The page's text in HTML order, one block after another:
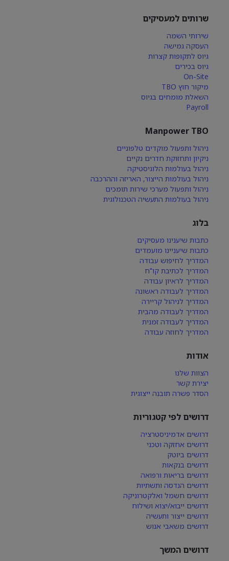
שרותים למעסיקים
שירותי השמה
העסקה גמישה
גיוס לתקופות קצרות
גיוס בכירים
On-Site
מיקור חוץ TBO
השאלת מומחים בגיוס
Payroll
Manpower TBO
ניהול ותפעול מוקדים טלפוניים
ניקיון ותחזוקת חדרים נקיים
ניהול בעולמות הלוגיסטיקה
ניהול בעולמות הייצור, האריזה וההרכבה
ניהול ותפעול מערכי שירות תומכים
ניהול בעולמות התעשיה הטכנולוגית
בלוג
כתבות שיענינו מעסיקים
כתבות שיעניינו מועמדים
המדריך לחיפוש עבודה
המדריך לכתיבת קו"ח
המדריך לראיון עבודה
המדריך לעבודה ראשונה
המדריך לניהול קריירה
המדריך לעבודה מהבית
המדריך לעבודה זמנית
המדריך לחוזה עבודה
אודות
הצוות שלנו
יצירת קשר
הסדר פשרה תובנה ייצוגית
דרושים לפי קטגוריות
דרושים אדמיניסטרציה
דרושים אחזקה וטכני
דרושים ביוטק
דרושים בנקאות
דרושים בריאות ורפואה
דרושים הנדסה ותשתיות
דרושים חשמל ואלקטרוניקה
דרושים ייבוא/יצוא ושילוח
דרושים ייצור ותעשיה
דרושים משאבי אנוש
דרושים המשך